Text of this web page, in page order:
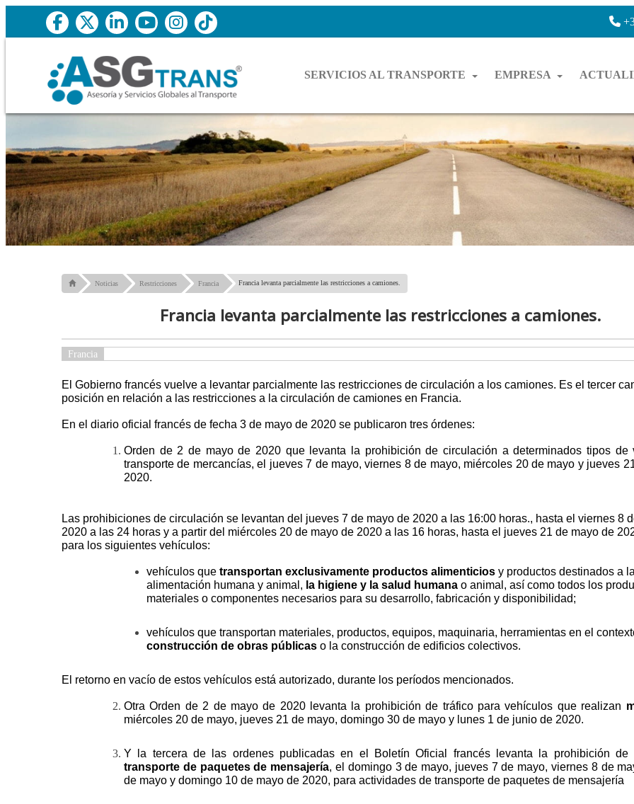
SERVICIOS AL TRANSPORTE EMPRESA
Noticias Restricciones Francia Francia levanta parcialmente las restricciones a camiones.
Francia levanta parcialmente las restricciones a camiones.
Francia
El Gobierno francés vuelve a levantar parcialmente las restricciones de circulación a los camiones. Es el tercer
posición en relación a las restricciones a la circulación de camiones en Francia.
En el diario oficial francés de fecha 3 de mayo de 2020 se publicaron tres órdenes:
Orden de 2 de mayo de 2020 que levanta la prohibición de circulación a determinados tipos de
transporte de mercancías, el jueves 7 de mayo, viernes 8 de mayo, miércoles 20 de mayo y jueves
2020.
Las prohibiciones de circulación se levantan del jueves 7 de mayo de 2020 a las 16:00 horas., hasta el viernes 8
2020 a las 24 horas y a partir del miércoles 20 de mayo de 2020 a las 16 horas, hasta el jueves 21 de mayo de
para los siguientes vehículos:
vehículos que transportan exclusivamente productos alimenticios y productos destinados a la
alimentación humana y animal, la higiene y la salud humana o animal, así como todos los
materiales o componentes necesarios para su desarrollo, fabricación y disponibilidad;
vehículos que transportan materiales, productos, equipos, maquinaria, herramientas en el
construcción de obras públicas o la construcción de edificios colectivos.
El retorno en vacío de estos vehículos está autorizado, durante los períodos mencionados.
Otra Orden de 2 de mayo de 2020 levanta la prohibición de tráfico para vehículos que realizan
miércoles 20 de mayo, jueves 21 de mayo, domingo 30 de mayo y lunes 1 de junio de 2020.
Y la tercera de las ordenes publicadas en el Boletín Oficial francés levanta la prohibición de
transporte de paquetes de mensajería, el domingo 3 de mayo, jueves 7 de mayo, viernes 8 de
de mayo y domingo 10 de mayo de 2020, para actividades de transporte de paquetes de mensajería